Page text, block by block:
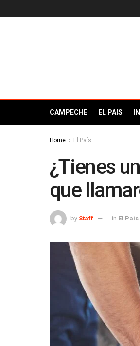
CAMPECHE EL PAÍS
Home El País
¿Tienes
que
by Staff in El País